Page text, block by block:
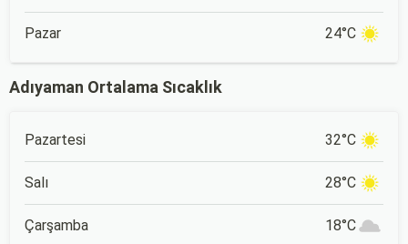
Pazar 24°C
Adıyaman Ortalama Sıcaklık
Pazartesi 32°C
Salı 28°C
Çarşamba 18°C